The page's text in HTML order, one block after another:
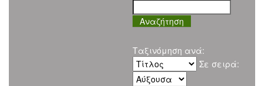
Ταξινόμηση ανά:
Σε σειρά: